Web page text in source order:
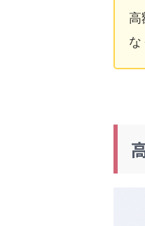
高
な